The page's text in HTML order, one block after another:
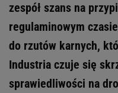
zespół szans na
regulaminowym
do rzutów karnych,
Industria czuje się
sprawiedliwości na